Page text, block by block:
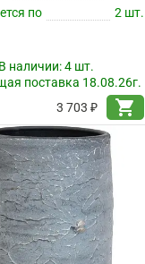
по
2 шт.
наличии:4 шт.
поставка 18.08.26г.
3 703 ₽
shopping_cart